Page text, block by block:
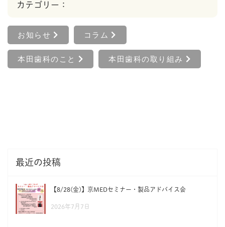
カテゴリー：
お知らせ コラム
本田歯科のこと 本田歯科の取り組み
最近の投稿
【8/28(金)】京MEDセミナー・製品アドバイス会
2026年7月7日